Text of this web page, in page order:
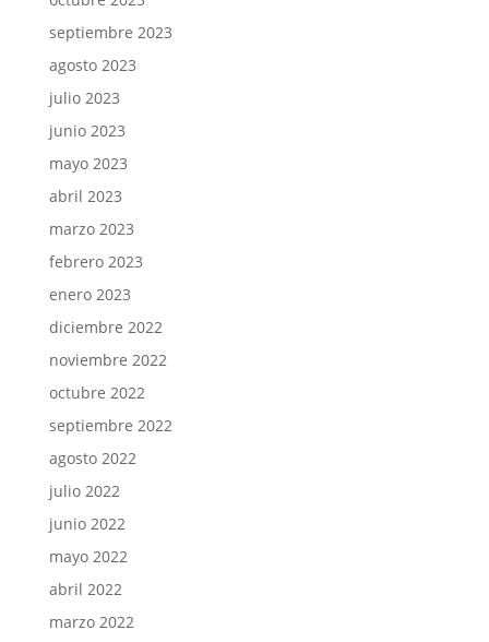
septiembre 2023
agosto 2023
julio 2023
junio 2023
mayo 2023
abril 2023
marzo 2023
febrero 2023
enero 2023
diciembre 2022
noviembre 2022
octubre 2022
septiembre 2022
agosto 2022
julio 2022
junio 2022
mayo 2022
abril 2022
marzo 2022